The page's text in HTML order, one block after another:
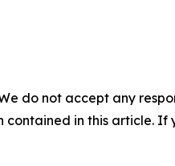
do not accept any
in this article.